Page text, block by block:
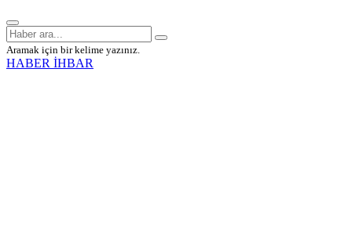
Aramak için bir kelime yazınız.
HABER İHBAR